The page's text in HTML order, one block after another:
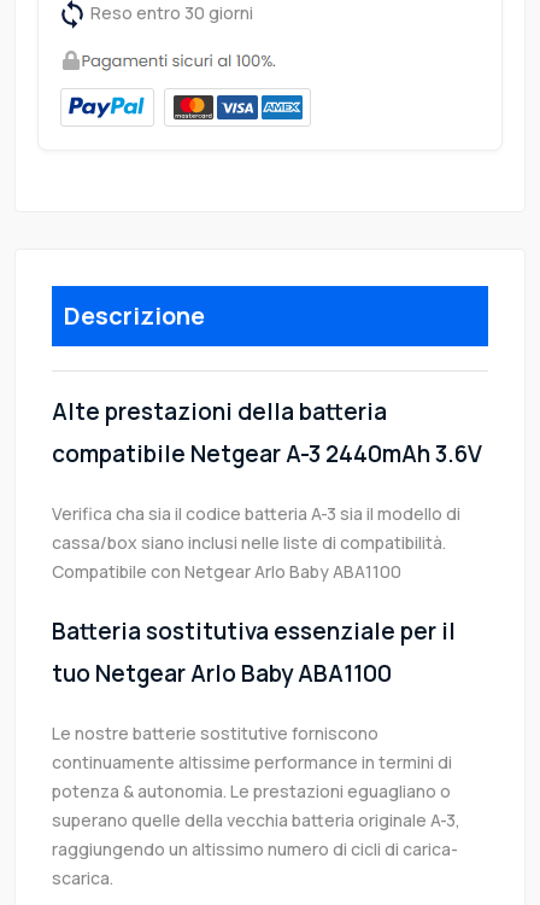
Reso entro 30 giorni
Descrizione
Alte prestazioni della batteria
compatibile Netgear A-3 2440mAh 3.6V
Verifica cha sia il codice batteria A-3 sia il modello di
cassa/box siano inclusi nelle liste di compatibilità.
Compatibile con Netgear Arlo Baby ABA1100
Batteria sostitutiva essenziale per il
tuo Netgear Arlo Baby ABA1100
Le nostre batterie sostitutive forniscono
continuamente altissime performance in termini di
potenza & autonomia. Le prestazioni eguagliano o
superano quelle della vecchia batteria originale A-3,
raggiungendo un altissimo numero di cicli di carica-
scarica.